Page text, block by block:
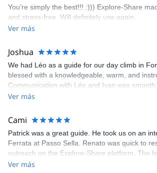
climbing experience in Lisbon extremely easy.
was fantastic, and the platform’s organization
You’re simply the best!!! :))) Explore-Share
and stress-free. Will definitely use again.
Ver más
Joshua
We had Léo as a guide for our day climb in
blessed with a knowledgeable, warm, and
Communication with Léo and Ivan was
Share was excellent in arranging everything for
making our adventure stress-free.
Ver más
Cami
Patrick was a great guide. He took us on an
Ferrata at Passo Sella. Renato was quick to
outreach on the Explore-Share platform. The
was straightforward, and once Patrick was
Ver más